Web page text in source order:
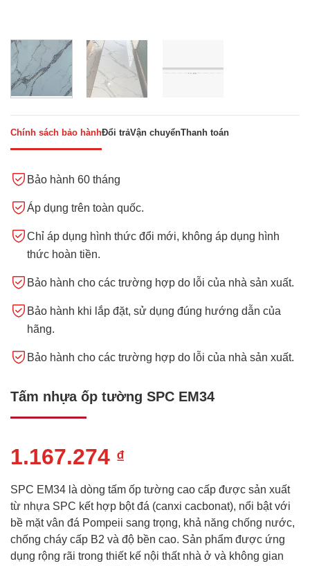
Chính sách bảo hànhĐổi trảVận chuyểnThanh toán
Bảo hành 60 tháng
Áp dụng trên toàn quốc.
Chỉ áp dụng hình thức đổi mới, không áp dụng hình
thức hoàn tiền.
Bảo hành cho các trường hợp do lỗi của nhà sản xuất.
Bảo hành khi lắp đặt, sử dụng đúng hướng dẫn của
hãng.
Bảo hành cho các trường hợp do lỗi của nhà sản xuất.
Tấm nhựa ốp tường SPC EM34
1.167.274 ₫
SPC EM34 là dòng tấm ốp tường cao cấp được sản xuất
từ nhựa SPC kết hợp bột đá (canxi cacbonat), nổi bật với
bề mặt vân đá Pompeii sang trọng, khả năng chống nước,
chống cháy cấp B2 và độ bền cao. Sản phẩm được ứng
dụng rộng rãi trong thiết kế nội thất nhà ở và không gian